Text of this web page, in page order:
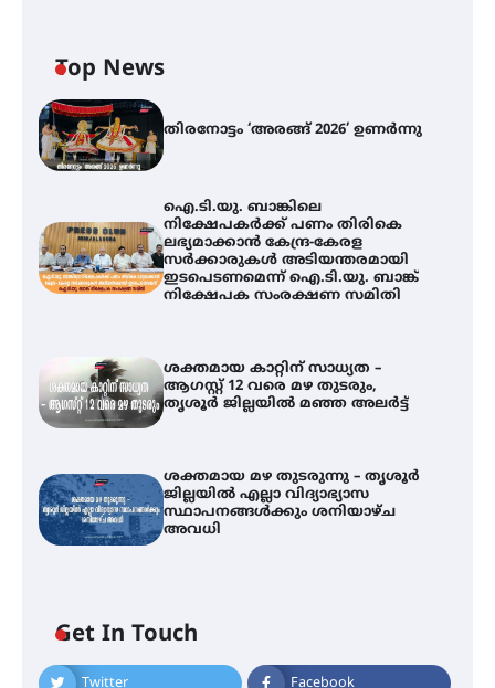
Top News
തിരനോട്ടം ‘അരങ്ങ് 2026’ ഉണർന്നു
ഐ.ടി.യു. ബാങ്കിലെ
നിക്ഷേപകർക്ക് പണം തിരികെ
ലഭ്യമാക്കാൻ കേന്ദ്ര-കേരള
സർക്കാരുകൾ അടിയന്തരമായി
ഇടപെടണമെന്ന് ഐ.ടി.യു. ബാങ്ക്
നിക്ഷേപക സംരക്ഷണ സമിതി
ശക്തമായ കാറ്റിന് സാധ്യത –
ആഗസ്റ്റ് 12 വരെ മഴ തുടരും,
തൃശൂർ ജില്ലയിൽ മഞ്ഞ അലർട്ട്
ശക്തമായ മഴ തുടരുന്നു – തൃശൂർ
ജില്ലയിൽ എല്ലാ വിദ്യാഭ്യാസ
സ്ഥാപനങ്ങൾക്കും ശനിയാഴ്ച
അവധി
Get In Touch
Twitter Facebook
ഐ.ടി.യു. ബാങ്കിലെ
നിക്ഷേപകർക്ക് പണം തിരികെ
ലഭ്യമാക്കാൻ കേന്ദ്ര-കേരള
ആഗസ്റ്റ് 12 വരെ മഴ തുടരും,